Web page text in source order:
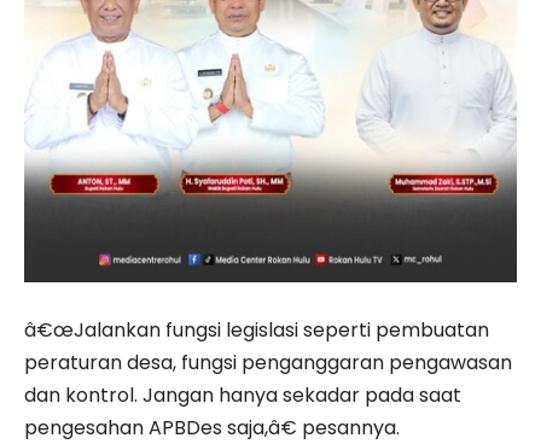
â€œJalankan fungsi legislasi seperti pembuatan
peraturan desa, fungsi penganggaran pengawasan
dan kontrol. Jangan hanya sekadar pada saat
pengesahan APBDes saja,â€ pesannya.